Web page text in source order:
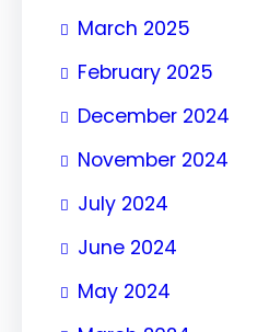
March 2025
February 2025
December 2024
November 2024
July 2024
June 2024
May 2024